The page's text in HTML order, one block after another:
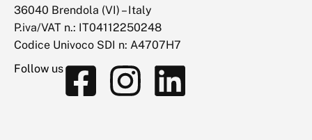
36040 Brendola (VI) – Italy
P.iva/VAT n.: IT04112250248
Codice Univoco SDI n: A4707H7
Follow us